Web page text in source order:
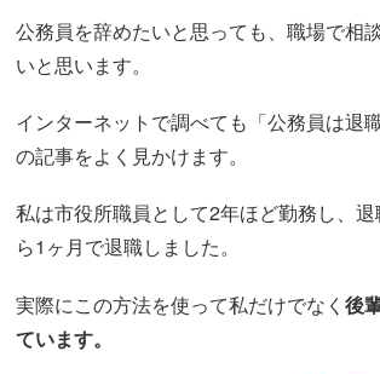
公務員を辞めたいと思っても、職場で相
いと思います。
インターネットで調べても「公務員は退
の記事をよく見かけます。
私は市役所職員として2年ほど勤務し、
ら1ヶ月で退職しました。
実際にこの方法を使って私だけでなく後
ています。